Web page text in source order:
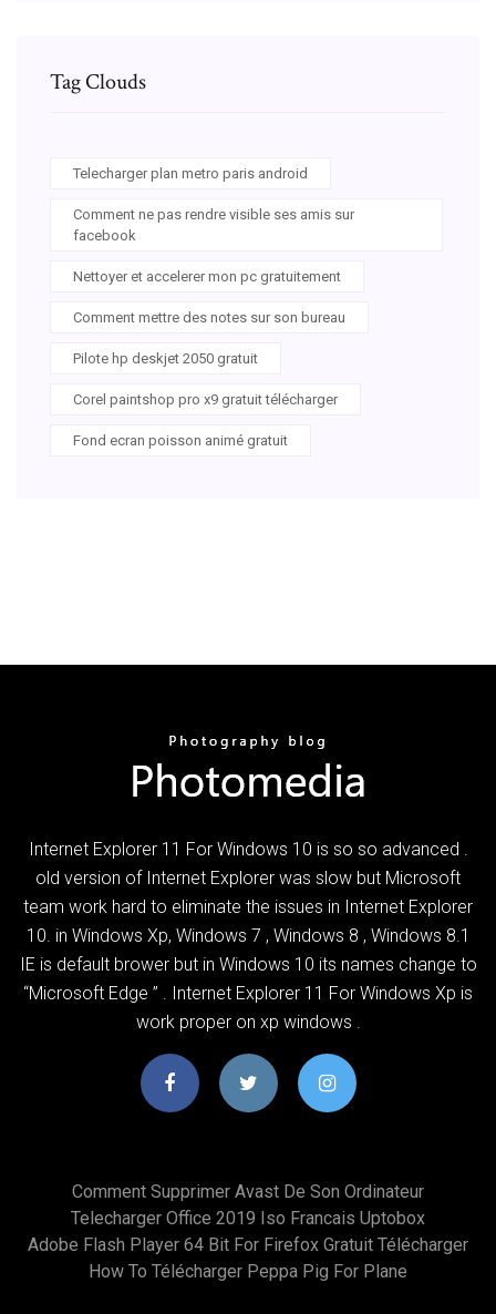
Tag Clouds
Telecharger plan metro paris android
Comment ne pas rendre visible ses amis sur
facebook
Nettoyer et accelerer mon pc gratuitement
Comment mettre des notes sur son bureau
Pilote hp deskjet 2050 gratuit
Corel paintshop pro x9 gratuit télécharger
Fond ecran poisson animé gratuit
Internet Explorer 11 For Windows 10 is so so advanced .
old version of Internet Explorer was slow but Microsoft
team work hard to eliminate the issues in Internet Explorer
10. in Windows Xp, Windows 7 , Windows 8 , Windows 8.1
IE is default brower but in Windows 10 its names change to
“Microsoft Edge ” . Internet Explorer 11 For Windows Xp is
work proper on xp windows .
Comment Supprimer Avast De Son Ordinateur
Telecharger Office 2019 Iso Francais Uptobox
Adobe Flash Player 64 Bit For Firefox Gratuit Télécharger
How To Télécharger Peppa Pig For Plane